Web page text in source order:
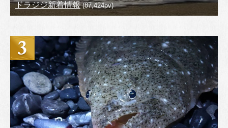
ドラジジ新着情報(87,424pv)